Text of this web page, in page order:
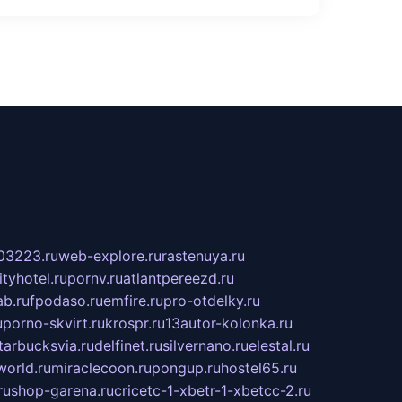
web-explore.rurastenuya.ru
pornv.ruatlantpereezd.ru
fpodaso.ruemfire.rupro-otdelky.ru
porno-skvirt.rukrospr.ru13autor-kolonka.ru
delfinet.rusilvernano.ruelestal.ru
miraclecoon.rupongup.ruhostel65.ru
shop-garena.rucricetc-1-xbetr-1-xbetcc-2.ru